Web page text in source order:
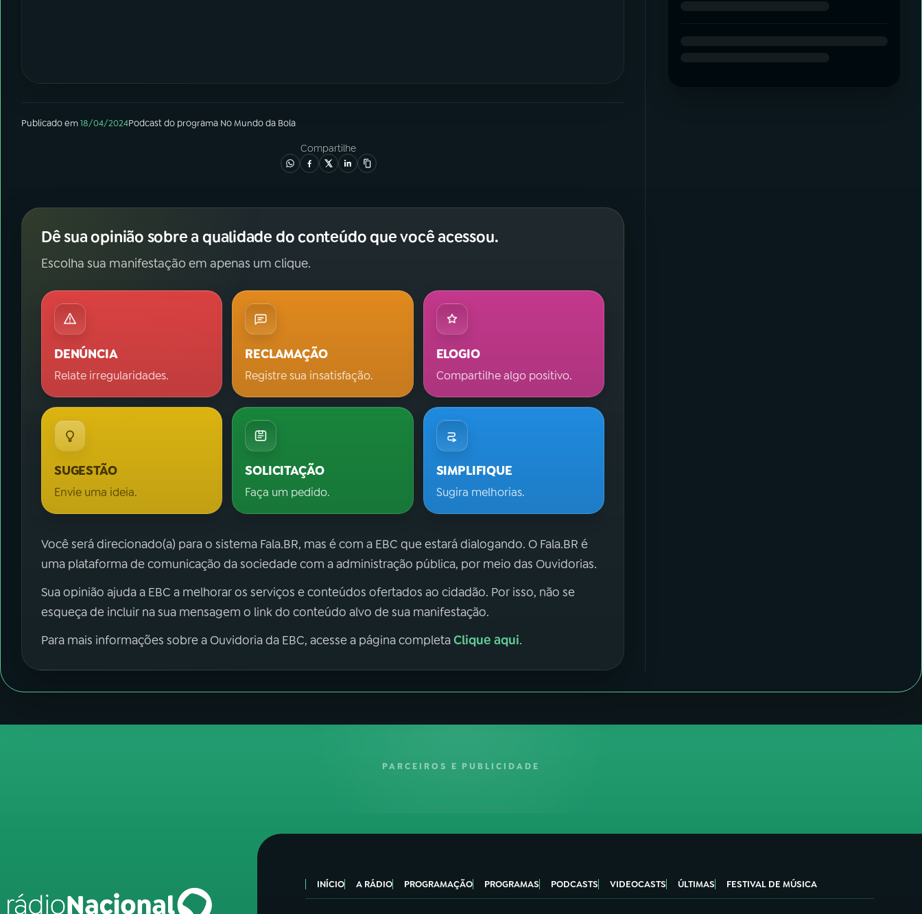
Publicado em18/04/2024Podcastdo programa No Mundo da Bola
Compartilhe
Dê sua opinião sobre a qualidade do conteúdo que você acessou.
Escolha sua manifestação em apenas um clique.
DENÚNCIA
Relate irregularidades.
RECLAMAÇÃO
Registre sua insatisfação.
ELOGIO
Compartilhe algo positivo.
SUGESTÃO
Envie uma ideia.
SOLICITAÇÃO
Faça um pedido.
SIMPLIFIQUE
Sugira melhorias.
Você será direcionado(a) para o sistema Fala.BR, mas é com a EBC que estará dialogando. O Fala.BR é
uma plataforma de comunicação da sociedade com a administração pública, por meio das Ouvidorias.
Sua opinião ajuda a EBC a melhorar os serviços e conteúdos ofertados ao cidadão. Por isso, não se
esqueça de incluir na sua mensagem o link do conteúdo alvo de sua manifestação.
Para mais informações sobre a Ouvidoria da EBC, acesse a página completaClique aqui.
PARCEIROS E PUBLICIDADE
INÍCIO A RÁDIO PROGRAMAÇÃO PROGRAMAS PODCASTS VIDEOCASTS ÚLTIMAS FESTIVAL DE MÚSICA